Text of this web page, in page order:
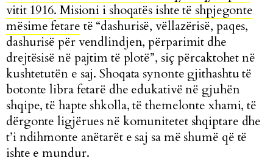
vitit 1916. Misioni i shoqatës ishte të shpjegonte
mësime fetare të “dashurisë, vëllazërisë, paqes,
dashurisë për vendlindjen, përparimit dhe
drejtësisë në pajtim të plotë”, siç përcaktohet në
kushtetutën e saj. Shoqata synonte gjithashtu të
botonte libra fetarë dhe edukativë në gjuhën
shqipe, të hapte shkolla, të themelonte xhami, të
dërgonte ligjërues në komunitetet shqiptare dhe
t’i ndihmonte anëtarët e saj sa më shumë që të
ishte e mundur.